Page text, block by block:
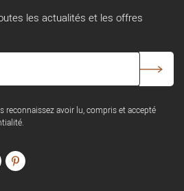
les actualités et les offres
reconnaissez avoir lu, compris et accepté